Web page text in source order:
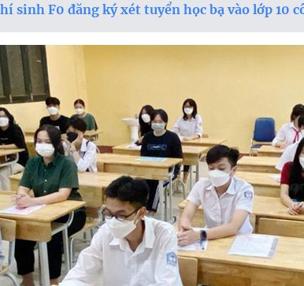
sinh F0 đăng ký xét tuyển học bạ vào lớp 10